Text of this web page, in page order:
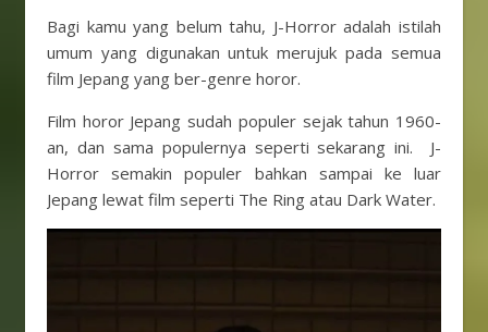
Bagi kamu yang belum tahu, J-Horror adalah istilah
umum yang digunakan untuk merujuk pada semua
film Jepang yang ber-genre horor.
Film horor Jepang sudah populer sejak tahun 1960-
an, dan sama populernya seperti sekarang ini. J-
Horror semakin populer bahkan sampai ke luar
Jepang lewat film seperti The Ring atau Dark Water.